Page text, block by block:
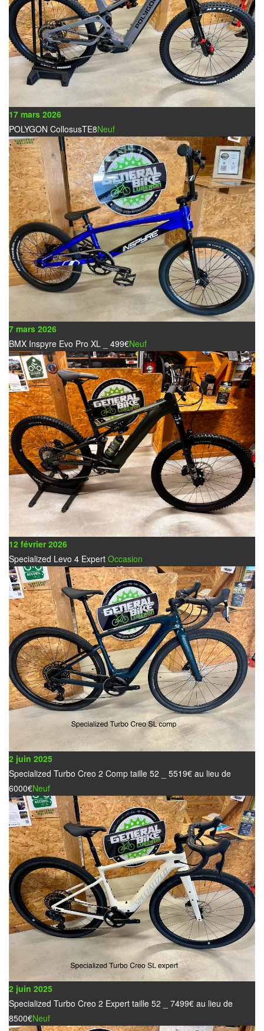
17 mars 2026
POLYGON CollosusTE8Neuf
7 mars 2026
BMX Inspyre Evo Pro XL _ 499€Neuf
12 février 2026
Specialized Levo 4 Expert Occasion
2 juin 2025
Specialized Turbo Creo 2 Comp taille 52 _ 5519€ au lieu de
6000€Neuf
2 juin 2025
Specialized Turbo Creo 2 Expert taille 52 _ 7499€ au lieu de
8500€Neuf